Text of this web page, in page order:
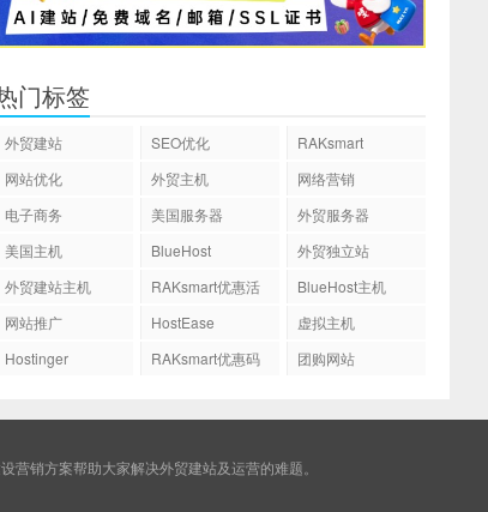
门标签
外贸建站 SEO优化
RAKsmart
网站优化
外贸主机
网络营销
电子商务
美国服务器
外贸服务器
美国主机
BlueHost
外贸独立站
外贸建站主机
RAKsmart优惠活
BlueHost主机
网站推广
HostEase
虚拟主机
Hostinger
RAKsmart优惠码 团购网站
销方案帮助大家解决外贸建站及运营的难题。